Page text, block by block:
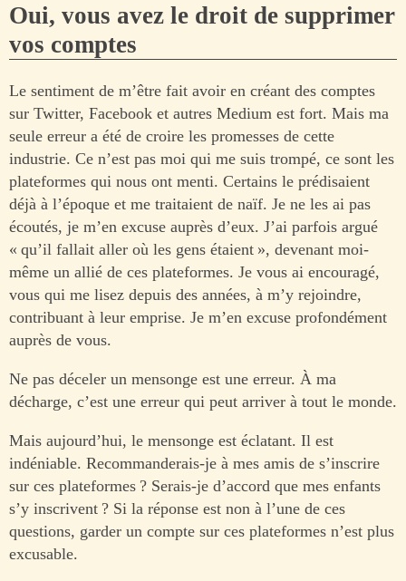
Oui, vous avez le droit de supprimer
vos comptes
Le sentiment de m’être fait avoir en créant des comptes
sur Twitter, Facebook et autres Medium est fort. Mais ma
seule erreur a été de croire les promesses de cette
industrie. Ce n’est pas moi qui me suis trompé, ce sont les
plateformes qui nous ont menti. Certains le prédisaient
déjà à l’époque et me traitaient de naïf. Je ne les ai pas
écoutés, je m’en excuse auprès d’eux. J’ai parfois argué
« qu’il fallait aller où les gens étaient », devenant moi-
même un allié de ces plateformes. Je vous ai encouragé,
vous qui me lisez depuis des années, à m’y rejoindre,
contribuant à leur emprise. Je m’en excuse profondément
auprès de vous.
Ne pas déceler un mensonge est une erreur. À ma
décharge, c’est une erreur qui peut arriver à tout le monde.
Mais aujourd’hui, le mensonge est éclatant. Il est
indéniable. Recommanderais-je à mes amis de s’inscrire
sur ces plateformes ? Serais-je d’accord que mes enfants
s’y inscrivent ? Si la réponse est non à l’une de ces
questions, garder un compte sur ces plateformes n’est plus
excusable.